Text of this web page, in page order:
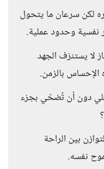
لكن سرعان ما يتحول
نفسية وحدود عملية.
لا يستنزف الجهد
بالزمن.
دون أن تُضحّي بجزء
بين الراحة
نفسه.